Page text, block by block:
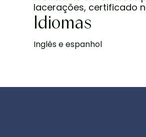
lacerações, certificado
Idiomas
Inglês e espanhol